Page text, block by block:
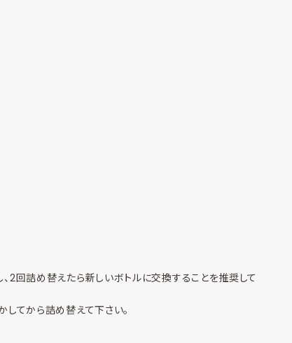
2回詰め替えたら新しいボトルに交換することを推奨して
してから詰め替えて下さい。